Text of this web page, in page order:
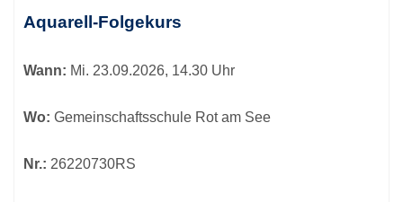
Aquarell-Folgekurs
Wann: Mi. 23.09.2026, 14.30 Uhr
Wo: Gemeinschaftsschule Rot am See
Nr.: 26220730RS